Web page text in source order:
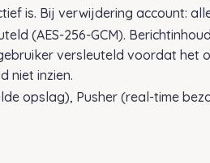
is. Bij verwijdering account:
(AES-256-GCM).
versleuteld voordat het
niet inzien.
opslag), Pusher (real-time